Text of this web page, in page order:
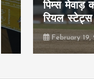
पिम्स मेवाड़ कप
रियल स्टेट्स ने
February 19, 2026